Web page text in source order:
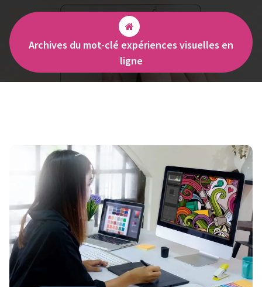
Archives du mot-clé expériences visuelles en
ligne